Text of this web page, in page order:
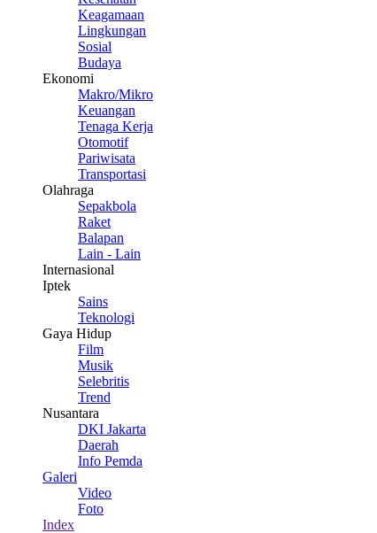
Keagamaan
Lingkungan
Sosial
Budaya
Ekonomi
Makro/Mikro
Keuangan
Tenaga Kerja
Otomotif
Pariwisata
Transportasi
Olahraga
Sepakbola
Raket
Balapan
Lain - Lain
Internasional
Iptek
Sains
Teknologi
Gaya Hidup
Film
Musik
Selebritis
Trend
Nusantara
DKI Jakarta
Daerah
Info Pemda
Galeri
Video
Foto
Index